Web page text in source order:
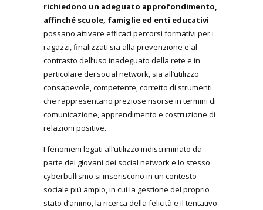
richiedono un adeguato approfondimento,
affinché scuole, famiglie ed enti educativi
possano attivare efficaci percorsi formativi per i
ragazzi, finalizzati sia alla prevenzione e al
contrasto dell’uso inadeguato della rete e in
particolare dei social network, sia all’utilizzo
consapevole, competente, corretto di strumenti
che rappresentano preziose risorse in termini di
comunicazione, apprendimento e costruzione di
relazioni positive.
I fenomeni legati all’utilizzo indiscriminato da
parte dei giovani dei social network e lo stesso
cyberbullismo si inseriscono in un contesto
sociale più ampio, in cui la gestione del proprio
stato d’animo, la ricerca della felicità e il tentativo